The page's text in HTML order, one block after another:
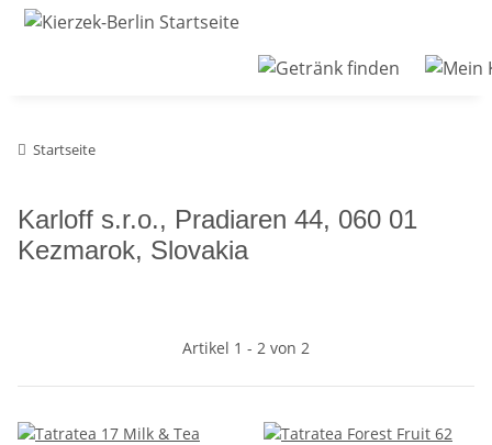
Startseite
Karloff s.r.o., Pradiaren 44, 060 01
Kezmarok, Slovakia
Artikel 1 - 2 von 2